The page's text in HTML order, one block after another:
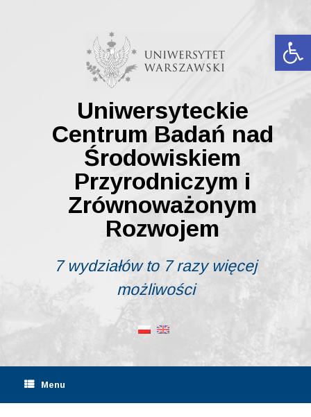
Uniwersyteckie
Centrum Badań nad
Środowiskiem
Przyrodniczym i
Zrównoważonym
Rozwojem
7 wydziałów to 7 razy więcej
możliwości
Menu